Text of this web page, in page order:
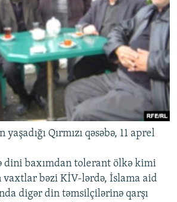
KITABXANASI
STANDARTLARIMIZ
ISTIFADƏ
TELEFONUNUZDA
Qırmızı qəsəbə, 11 aprel
dini baxımdan tolerant ölkə kimi
vaxtlar bəzi KİV-lərdə, İslama aid
digər din təmsilçilərinə qarşı